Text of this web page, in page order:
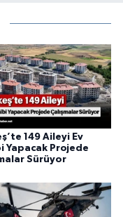
149 Aileyi Ev
Yapacak Projede
Sürüyor